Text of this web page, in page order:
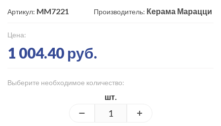
Артикул: MM7221 Производитель: Керама Марацци
Цена:
1 004.40 руб.
Выберите необходимое количество:
шт.